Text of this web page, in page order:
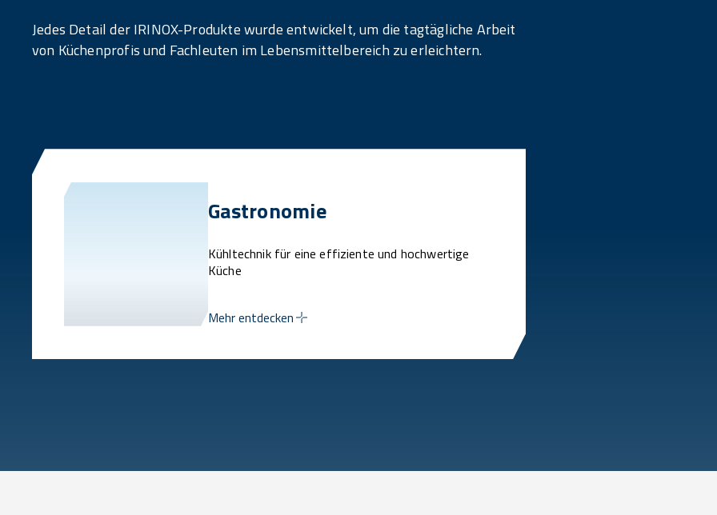
Jedes Detail der IRINOX-Produkte wurde entwickelt, um die tagtägliche Arbeit
von Küchenprofis und Fachleuten im Lebensmittelbereich zu erleichtern.
Gastronomie
Kühltechnik für eine effiziente und hochwertige
Küche
Mehr entdecken